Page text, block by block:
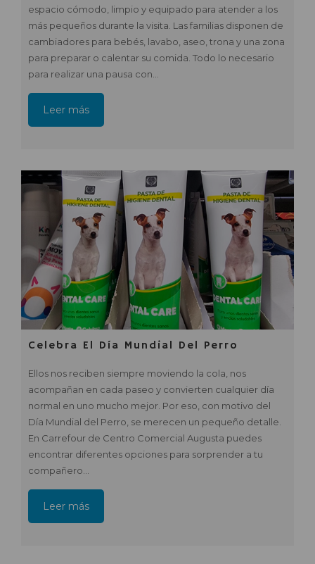
espacio cómodo, limpio y equipado para atender a los
más pequeños durante la visita. Las familias disponen de
cambiadores para bebés, lavabo, aseo, trona y una zona
para preparar o calentar su comida. Todo lo necesario
para realizar una pausa con…
Leer más
Celebra El Día Mundial Del Perro
Ellos nos reciben siempre moviendo la cola, nos
acompañan en cada paseo y convierten cualquier día
normal en uno mucho mejor. Por eso, con motivo del
Día Mundial del Perro, se merecen un pequeño detalle.
En Carrefour de Centro Comercial Augusta puedes
encontrar diferentes opciones para sorprender a tu
compañero…
Leer más